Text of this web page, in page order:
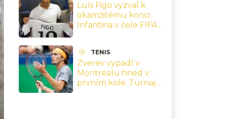
Luís Figo vyzval k
okamžitému konci
Infantina v čele FIFA.
TENIS
Zverev vypadl v
Montrealu hned v
prvním kole. Turnaj